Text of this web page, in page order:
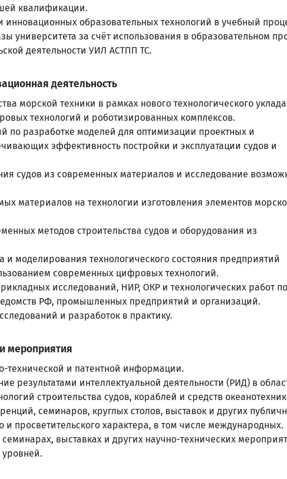
квалификации.
инновационных образовательных технологий в учебный
университета за счёт использования в образовательном
деятельности УИЛ АСТПП ТС.
деятельность
морской техники в рамках нового технологического
технологий и роботизированных комплексов.
по разработке моделей для оптимизации проектных и
эффективность постройки и эксплуатации судов и
судов из современных материалов и исследование
материалов на технологии изготовления элементов
методов строительства судов и оборудования из
и моделирования технологического состояния предприятий
современных цифровых технологий.
исследований, НИР, ОКР и технологических работ по
РФ, промышленных предприятий и организаций.
и разработок в практику.
мероприятия
технической и патентной информации.
результатами интеллектуальной деятельности (РИД) в
строительства судов, кораблей и средств
семинаров, круглых столов, выставок и других
и просветительского характера, в том числе международных.
выставках и других научно-технических